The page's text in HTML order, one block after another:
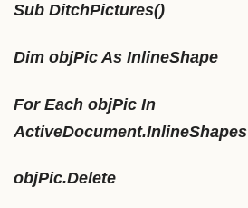
Sub DitchPictures()
Dim objPic As InlineShape
For Each objPic In
ActiveDocument.InlineShapes
objPic.Delete